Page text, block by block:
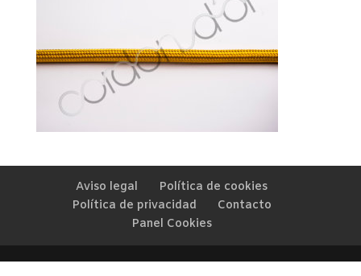
Aviso legal
Política de cookies
Política de privacidad
Contacto
Panel Cookies